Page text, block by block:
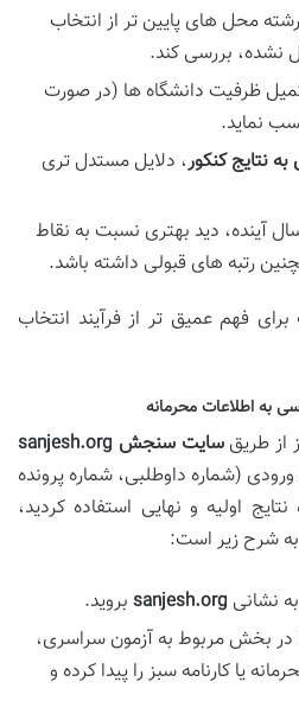
محل های پایین تر از انتخاب
نشده، بررسی کند.
ظرفیت دانشگاه ها (در صورت
نماید.
نتایج کنکور، دلایل مستدل تری
آینده، دید بهتری نسبت به نقاط
رتبه های قبولی داشته باشد.
فهم عمیق تر از فرآیند انتخاب
به اطلاعات محرمانه
از طریقسایت سنجش sanjesh.org
(شماره داوطلبی، شماره پرونده
اولیه و نهایی استفاده کردید،
شرح زیر است:
به نشانی sanjesh.org بروید.
در بخش مربوط به آزمون سراسری،
یا کارنامه سبز را پیدا کرده و